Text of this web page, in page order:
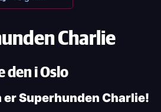
Charlie
den i Oslo
er Superhunden Charlie!